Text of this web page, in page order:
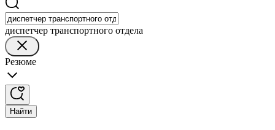
диспетчер транспортного отдела
Резюме
Найти